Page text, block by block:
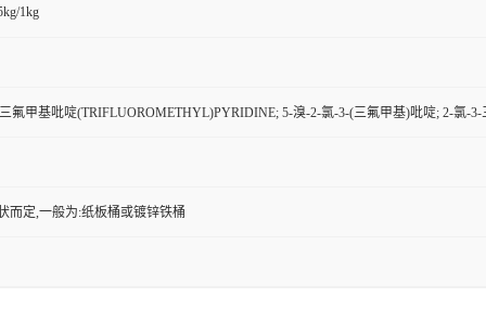
1kg
氟甲基吡啶(TRIFLUOROMETHYL)PYRIDINE; 5-溴-2-氯-3-(三氟甲基)吡啶; 2-氯-
而定,一般为:纸板桶或镀锌铁桶